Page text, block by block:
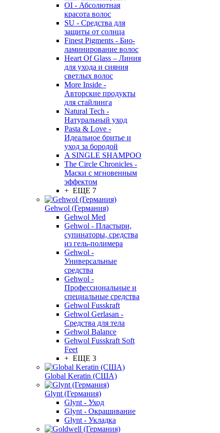
OI - Абсолютная
красота волос
SU - Средства для
защиты от солнца
Finest Pigments - Био-
ламинирование волос
Heart Of Glass – Линия
для ухода и сияния
светлых волос
More Inside -
Авторские продукты
для стайлинга
Natural Tech -
Натуральный уход
Pasta & Love -
Идеальное бритье и
уход за бородой
A SINGLE SHAMPOO
The Circle Chronicles -
Маски с мгновенным
эффектом
+ ЕЩЕ 7
Gehwol (Германия)
Gehwol Med
Gehwol - Пластыри,
супинаторы, средства
из гель-полимера
Gehwol -
Универсальные
средства
Gehwol -
Профессиональные и
специальные средства
Gehwol Fusskraft
Gehwol Gerlasan -
Средства для тела
Gehwol Balance
Gehwol Fusskraft Soft
Feet
+ ЕЩЕ 3
Global Keratin (США)
Glynt (Германия)
Glynt - Уход
Glynt - Окрашивание
Glynt - Укладка